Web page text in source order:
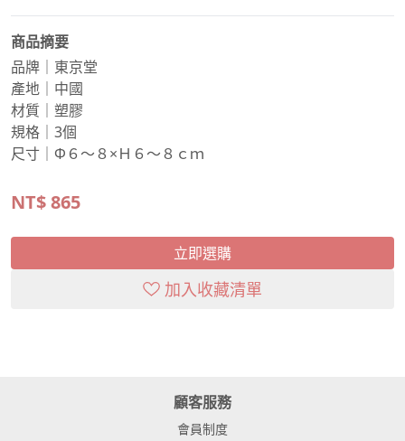
商品摘要
品牌｜東京堂
產地｜中國
材質｜塑膠
規格｜3個
尺寸｜Φ６～８×Ｈ６～８ｃｍ
NT$865
立即選購
加入收藏清單
顧客服務
會員制度